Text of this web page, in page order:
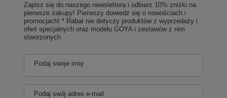
Zapisz się do naszego newslettera i odbierz 10% zniżki na
pierwsze zakupy! Pierwszy dowiedz się o nowościach i
promocjach! * Rabat nie dotyczy produktów z wyprzedaży i
ofert specjalnych oraz modelu GOYA i zestawów z nim
stworzonych
Podaj swoje imię
Podaj swój adres e-mail